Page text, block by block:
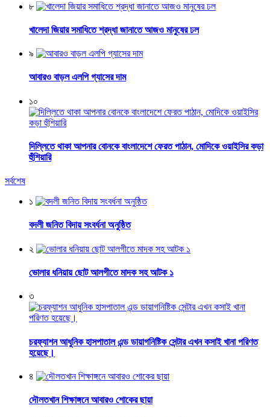
৮
খালেদা জিয়ার সমাধিতে শ্রদ্ধা জানাতে আজও মানুষের ঢল
৯
আবারও বাড়ল এলপি গ্যাসের দাম
১০
দিল্লিতে থাকা আপনার বোনকে বাংলাদেশে ফেরত পাঠান, মোদিকে ওয়াইসির কড়া
হুঁশিয়ারি
সর্বশেষ
১
বদলী জনিত বিদায় সংবর্ধনা অনুষ্ঠিত
২
ভোলার ধনিয়ায় ছোট আলগীতে মাদক সহ আটক ১
৩
চরফ্যাশন আধুনিক হাসপাতাল এন্ড ডায়াগনিষ্টিক সেন্টার এখন কসাই খানা পরিণত
হয়েছে।
৪
দৌলতখান শিক্ষাঙ্গনে আবারও শোকের ছায়া